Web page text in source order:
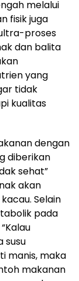
melalui
fisik juga
proses
dan balita
yang
tidak
kualitas
dengan
diberikan
sehat”
akan
Selain
pada
susu
manis, maka
makanan